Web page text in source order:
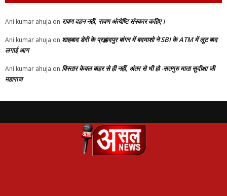
Ani kumar ahuja on रावण दहन नही, रावण अंत्येष्टि संस्कार कहिए।
Ani kumar ahuja on शाहबाद डेरी के प्रह्लादपुर बांगर में बदमाशो ने SBI के ATM में लूट बाद
लगाई आग
Ani kumar ahuja on विस्तार केवल बाहर से ही नहीं, अंतर से भी हो -सतगुरु माता सुदीक्षा जी
महाराज